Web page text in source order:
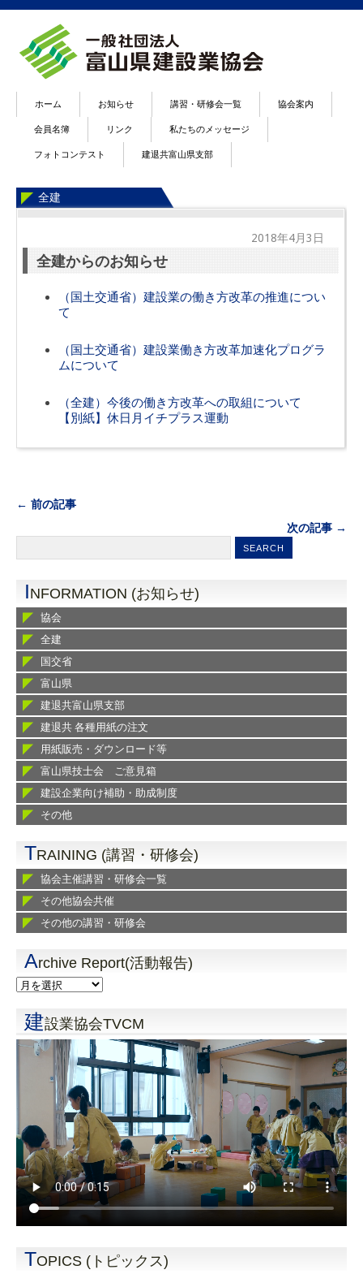
ホーム お知らせ 講習・研修会一覧 協会案内
会員名簿 リンク 私たちのメッセージ
フォトコンテスト 建退共富山県支部
全建
2018年4月3日
全建からのお知らせ
（国土交通省）建設業の働き方改革の推進につい
て
（国土交通省）建設業働き方改革加速化プログラ
ムについて
（全建）今後の働き方改革への取組について
【別紙】休日月イチプラス運動
← 前の記事
次の記事 →
INFORMATION (お知らせ)
協会
全建
国交省
富山県
建退共富山県支部
建退共 各種用紙の注文
用紙販売・ダウンロード等
富山県技士会 ご意見箱
建設企業向け補助・助成制度
その他
TRAINING (講習・研修会)
協会主催講習・研修会一覧
その他協会共催
その他の講習・研修会
Archive Report(活動報告)
建設業協会TVCM
TOPICS (トピックス)